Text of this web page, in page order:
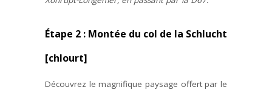
Étape 2 : Montée du col de la Schlucht
[chlourt]
Découvrez le magnifique paysage offert par le